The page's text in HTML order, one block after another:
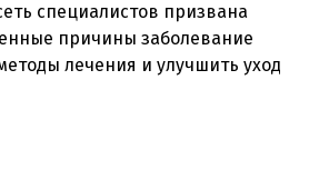
специалистов призвана
причины заболевание
лечения и улучшить уход